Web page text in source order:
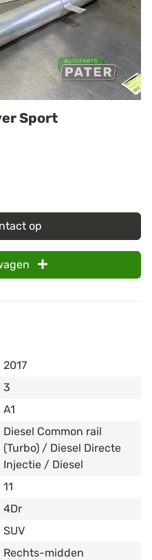
Sport
op
2017
3
A1
Diesel Common rail
(Turbo) / Diesel Directe
Injectie / Diesel
11
4Dr
SUV
Rechts-midden